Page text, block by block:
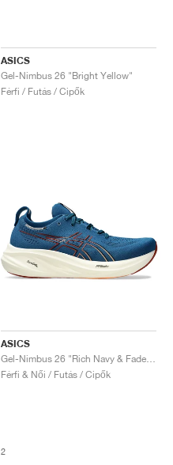
ASICS
Gel-Nimbus 26 "Bright Yellow"
Férfi / Futás / Cipők
ASICS
Férfi & Női / Futás / Cipők
2